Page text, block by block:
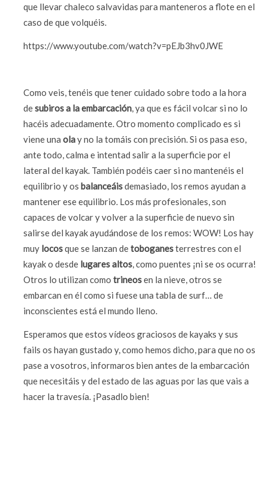
que llevar chaleco salvavidas para manteneros a flote en el
caso de que volquéis.
https://www.youtube.com/watch?v=pEJb3hv0JWE
Como veis, tenéis que tener cuidado sobre todo a la hora
desubiros a la embarcación , ya que es fácil volcar si no lo
hacéis adecuadamente. Otro momento complicado es si
viene unaolay no la tomáis con precisión. Si os pasa eso,
ante todo, calma e intentad salir a la superficie por el
lateral del kayak. También podéis caer si no mantenéis el
equilibrio y osbalanceáisdemasiado, los remos ayudan a
mantener ese equilibrio. Los más profesionales, son
capaces de volcar y volver a la superficie de nuevo sin
salirse del kayak ayudándose de los remos: WOW! Los hay
muy locosque se lanzan detoboganesterrestres con el
kayak o desde lugares altos , como puentes ¡ni se os ocurra!
Otros lo utilizan comotrineosen la nieve, otros se
embarcan en él como si fuese una tabla de surf… de
inconscientes está el mundo lleno.
Esperamos que estos vídeos graciosos de kayaks y sus
fails os hayan gustado y, como hemos dicho, para que no os
pase a vosotros, informaros bien antes de la embarcación
que necesitáis y del estado de las aguas por las que vais a
hacer la travesía. ¡Pasadlo bien!